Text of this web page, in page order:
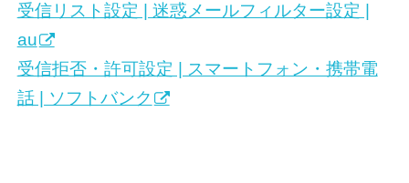
受信リスト設定 | 迷惑メールフィルター設定 |
au
受信拒否・許可設定 | スマートフォン・携帯電
話 | ソフトバンク